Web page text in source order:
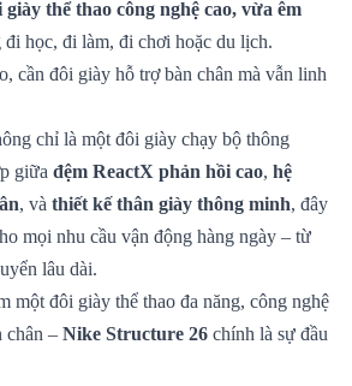
giày thể thao công nghệ cao, vừa êm
đi học, đi làm, đi chơi hoặc du lịch.
cần đôi giày hỗ trợ bàn chân mà vẫn linh
chỉ là một đôi giày chạy bộ thông
giữa đệm ReactX phản hồi cao, hệ
, và thiết kế thân giày thông minh, đây
mọi nhu cầu vận động hàng ngày – từ
lâu dài.
một đôi giày thể thao đa năng, công nghệ
chân – Nike Structure 26 chính là sự đầu